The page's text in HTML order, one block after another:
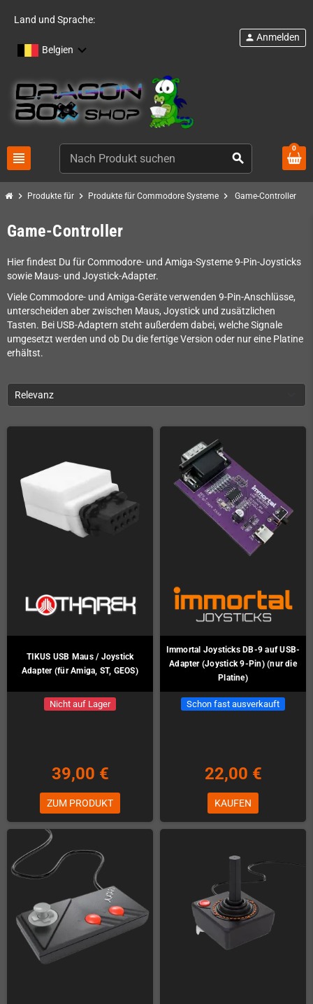
Land und Sprache:
Belgien
view_headline search
person Anmelden
0
chevron_right Produkte für chevron_right Produkte für Commodore Systeme chevron_right Game-Controller
Game-Controller
Hier findest Du für Commodore- und Amiga-Systeme 9-Pin-Joysticks
sowie Maus- und Joystick-Adapter.
Viele Commodore- und Amiga-Geräte verwenden 9-Pin-Anschlüsse,
unterscheiden aber zwischen Maus, Joystick und zusätzlichen
Tasten. Bei USB-Adaptern steht außerdem dabei, welche Signale
umgesetzt werden und ob Du die fertige Version oder nur eine Platine
erhältst.
Relevanz
TIKUS USB Maus / Joystick
Adapter (für Amiga, ST, GEOS)
Nicht auf Lager
39,00 €
ZUM PRODUKT
Immortal Joysticks DB-9 auf USB-
Adapter (Joystick 9-Pin) (nur die
Platine)
Schon fast ausverkauft
22,00 €
KAUFEN